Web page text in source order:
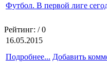
Футбол. В первой лиге
Рейтинг: / 0
16.05.2015
Подробнее... Добавить